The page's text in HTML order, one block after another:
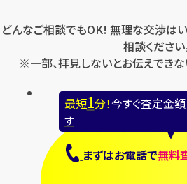
どんなご相談でもOK! 無理な交渉は
相談ください
※一部、拝見しないとお伝えできな
最短1分！今すぐ査定金
す
まずはお電話で無料